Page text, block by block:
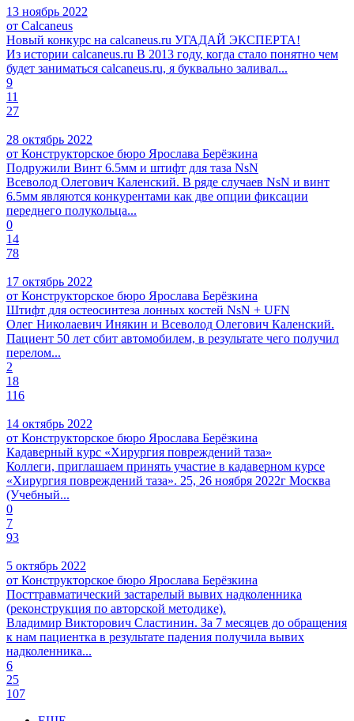
13 ноябрь 2022
от Calcaneus
Новый конкурс на calcaneus.ru УГАДАЙ ЭКСПЕРТА!
Из истории calcaneus.ru В 2013 году, когда стало понятно чем
будет заниматься calcaneus.ru, я буквально заливал...
9
11
27
28 октябрь 2022
от Конструкторское бюро Ярослава Берёзкина
Подружили Винт 6.5мм и штифт для таза NsN
Всеволод Олегович Каленский. В ряде случаев NsN и винт
6.5мм являются конкурентами как две опции фиксации
переднего полукольца...
0
14
78
17 октябрь 2022
от Конструкторское бюро Ярослава Берёзкина
Штифт для остеосинтеза лонных костей NsN + UFN
Олег Николаевич Инякин и Всеволод Олегович Каленский.
Пациент 50 лет сбит автомобилем, в результате чего получил
перелом...
2
18
116
14 октябрь 2022
от Конструкторское бюро Ярослава Берёзкина
Кадаверный курс «Хирургия повреждений таза»
Коллеги, приглашаем принять участие в кадаверном курсе
«Хирургия повреждений таза». 25, 26 ноября 2022г Москва
(Учебный...
0
7
93
5 октябрь 2022
от Конструкторское бюро Ярослава Берёзкина
Посттравматический застарелый вывих надколенника
(реконструкция по авторской методике).
Владимир Викторович Сластинин. За 7 месяцев до обращения
к нам пациентка в результате падения получила вывих
надколенника...
6
25
107